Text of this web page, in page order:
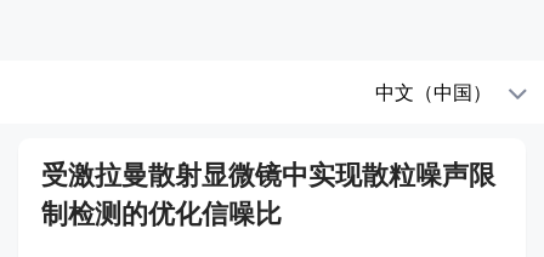
中文（中国）
受激拉曼散射显微镜中实现散粒噪声限
制检测的优化信噪比